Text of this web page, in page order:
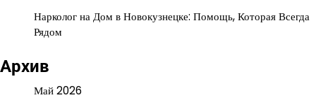
Нарколог на Дом в Новокузнецке: Помощь, Которая Всегда
Рядом
Архив
Май 2026